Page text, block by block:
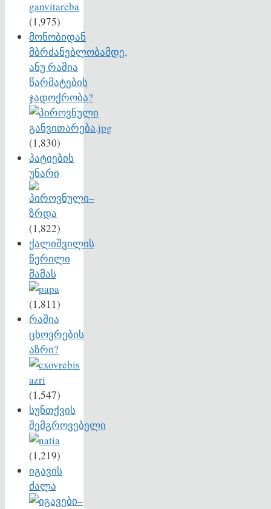
(1,975)
მონობიდან
მბრძანებლობამდე,
ანუ რაშია
წარმატების
ჯადოქრობა?
(1,830)
პატიების
უნარი
(1,822)
ქალიშვილის
წერილი
მამას
(1,811)
რაშია
ცხოვრების
აზრი?
(1,547)
სუნთქვის
შემგროვებელი
(1,219)
იგავის
ძალა